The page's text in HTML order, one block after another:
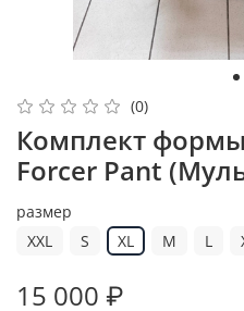
(0)
Комплект
Forcer Pant
размер
XXL
S XL M L
15 000 ₽